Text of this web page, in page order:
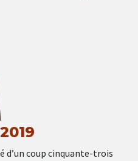
d’un coup cinquante-trois